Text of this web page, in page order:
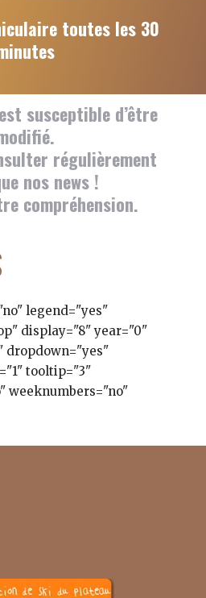
toutes les 30
susceptible d’être
régulièrement
nos news !
compréhension.
legend="yes"
display="8" year="0"
dropdown="yes"
tooltip="3"
weeknumbers="no"